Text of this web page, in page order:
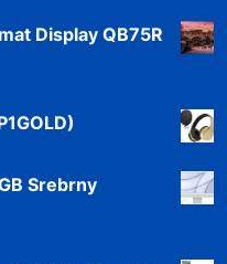
Display QB75R
Srebrny